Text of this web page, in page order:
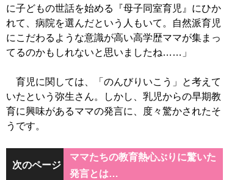
に子どもの世話を始める『母子同室育児』にひか
れて、病院を選んだという人もいて。自然派育児
にこだわるような意識が高い高学歴ママが集まっ
てるのかもしれないと思いましたね……」
育児に関しては、「のんびりいこう」と考えて
いたという弥生さん。しかし、乳児からの早期教
育に興味があるママの発言に、度々驚かされたそ
うです。
次のページ
ママたちの教育熱心ぶりに驚いた
発言とは…